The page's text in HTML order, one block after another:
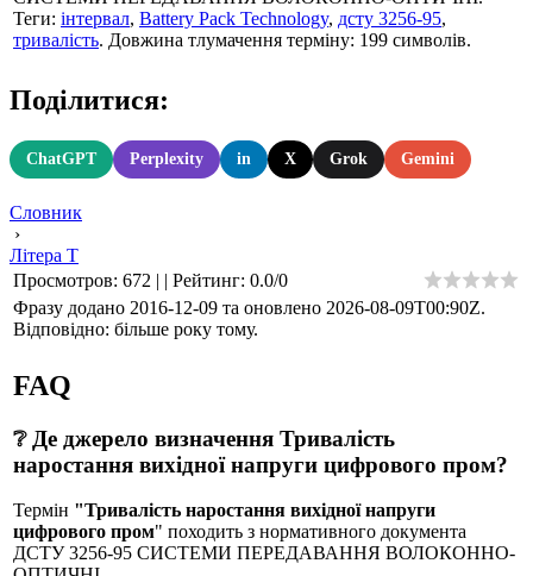
Теги: інтервал, Battery Pack Technology, дсту 3256-95,
тривалість. Довжина тлумачення терміну: 199 символів.
Поділитися:
ChatGPT Perplexity in X Grok Gemini
Словник
›
Літера Т
Просмотров: 672 | | Рейтинг: 0.0/0
Фразу додано 2016-12-09 та оновлено 2026-08-09T00:90Z.
Відповідно: більше року тому.
FAQ
❔ Де джерело визначення Тривалість
наростання вихідної напруги цифрового пром?
Термін "Тривалість наростання вихідної напруги
цифрового пром" походить з нормативного документа
ДСТУ 3256-95 СИСТЕМИ ПЕРЕДАВАННЯ ВОЛОКОННО-